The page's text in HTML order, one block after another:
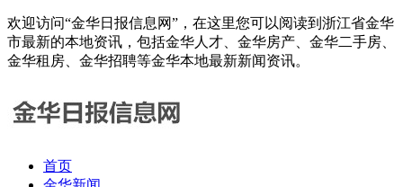
欢迎访问“金华日报信息网”，在这里您可以阅读到浙江省金华
市最新的本地资讯，包括金华人才、金华房产、金华二手房、
金华租房、金华招聘等金华本地最新新闻资讯。
首页